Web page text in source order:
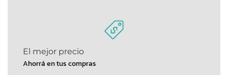
El mejor precio
Ahorrá en tus compras